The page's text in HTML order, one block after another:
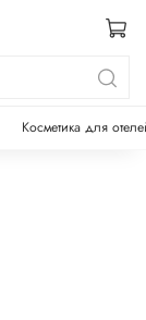
Косметика для